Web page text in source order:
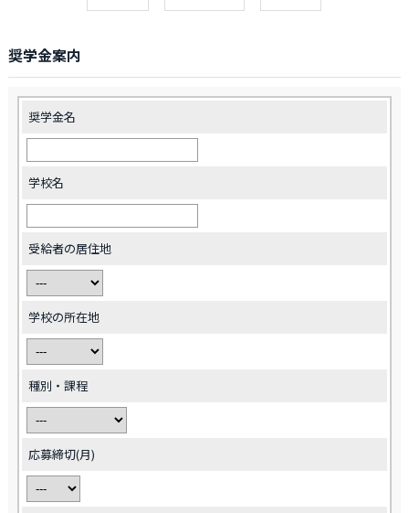
奨学金案内
奨学金名
学校名
受給者の居住地
学校の所在地
種別・課程
応募締切(月)